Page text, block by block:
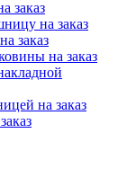
заказ
на заказ
заказ
на заказ
на заказ